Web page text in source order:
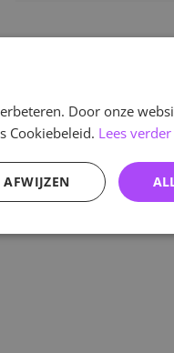
Door onze
Cookiebeleid. Lees verder
AFWIJZEN